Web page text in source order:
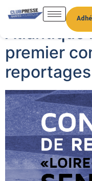
Le Club de
Atlantique
premier